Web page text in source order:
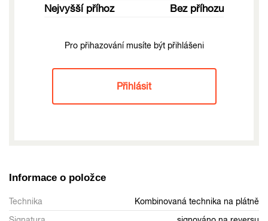
Nejvyšší příhoz Bez příhozu
Pro přihazování musíte být přihlášeni
Přihlásit
Informace o položce
Technika
Kombinovaná technika na plátně